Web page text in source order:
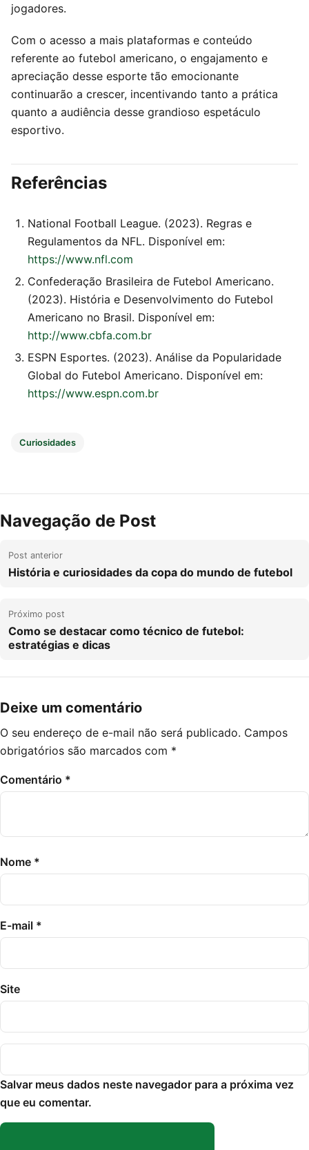
jogadores.
Com o acesso a mais plataformas e conteúdo
referente ao futebol americano, o engajamento e
apreciação desse esporte tão emocionante
continuarão a crescer, incentivando tanto a prática
quanto a audiência desse grandioso espetáculo
esportivo.
Referências
National Football League. (2023). Regras e
Regulamentos da NFL. Disponível em:
https://www.nfl.com
Confederação Brasileira de Futebol Americano.
(2023). História e Desenvolvimento do Futebol
Americano no Brasil. Disponível em:
http://www.cbfa.com.br
ESPN Esportes. (2023). Análise da Popularidade
Global do Futebol Americano. Disponível em:
https://www.espn.com.br
Curiosidades
Navegação de Post
Post anterior
História e curiosidades da copa do mundo de futebol
Próximo post
Como se destacar como técnico de futebol:
estratégias e dicas
Deixe um comentário
O seu endereço de e-mail não será publicado. Campos
obrigatórios são marcados com *
Comentário *
Nome *
E-mail *
Site
Salvar meus dados neste navegador para a próxima vez
que eu comentar.